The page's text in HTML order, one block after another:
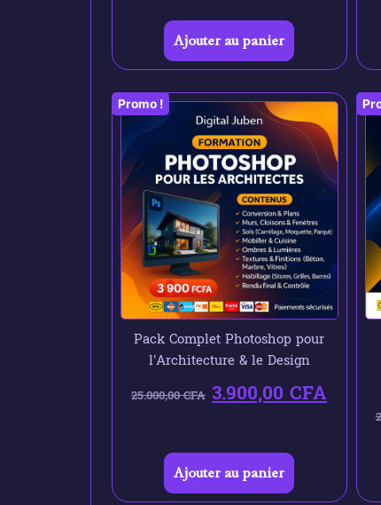
Ajouter au panier
Promo !
Pack Complet Photoshop pour
l’Architecture & le Design
25.000,00CFA 3.900,00CFA
Ajouter au panier